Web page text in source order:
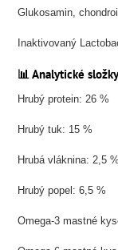
Glukosamin,
Inaktivovaný
📊 Analytické
Hrubý protein: 26 %
Hrubý tuk: 15 %
Hrubá vláknina: 2,5 %
Hrubý popel: 6,5 %
Omega-3 mastné